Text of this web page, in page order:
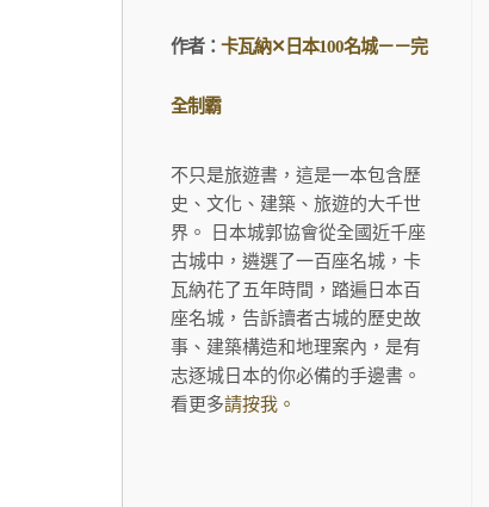
作者： 卡瓦納✕日本100名城－－完
全制霸
不只是旅遊書，這是一本包含歷
史、文化、建築、旅遊的大千世
界。 日本城郭協會從全國近千座
古城中，遴選了一百座名城，卡
瓦納花了五年時間，踏遍日本百
座名城，告訴讀者古城的歷史故
事、建築構造和地理案內，是有
志逐城日本的你必備的手邊書。
看更多請按我。